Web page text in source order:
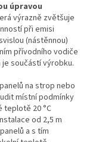
úpravou
výrazně zvětšuje
při emisi
(nástěnnou)
přívodního vodiče
součástí výrobku.
na strop nebo
místní podmínky
teplotě 20 °C
od 2,5 m
a s tím